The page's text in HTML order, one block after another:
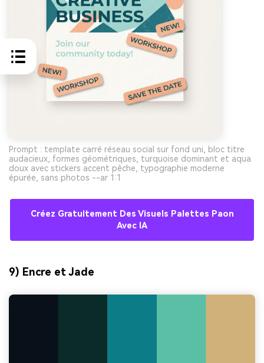
Prompt : template carré réseau social sur fond uni, bloc titre
audacieux, formes géométriques, turquoise dominant et aqua
doux avec stickers accent pêche, typographie moderne
épurée, sans photos --ar 1:1
Créez Gratuitement Des Visuels Palettes Paon
Avec IA
9) Encre et Jade